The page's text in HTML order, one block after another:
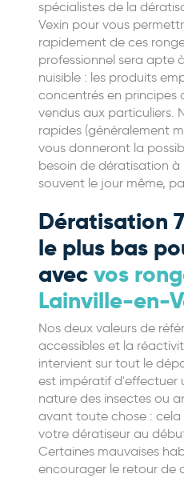
spécialistes de la
Vexin pour vous
rapidement de ces
professionnel sera apte
nuisible : les produits
concentrés en principes
vendus aux particuliers.
rapides (généralement
vous donneront la
besoin de dératisation à
souvent le jour même,
Dératisation
le plus bas
avec vos
Lainville-en-
Nos deux valeurs de
accessibles et la
intervient sur tout le
est impératif d'effectuer
nature des insectes ou
avant toute chose : cela
votre dératiseur au
Certaines mauvaises
encourager le retour de